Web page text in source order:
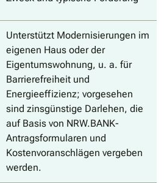
Unterstützt Modernisierungen im
eigenen Haus oder der
Eigentumswohnung, u. a. für
Barrierefreiheit und
Energieeffizienz; vorgesehen
sind zinsgünstige Darlehen, die
auf Basis von NRW.BANK-
Antragsformularen und
Kostenvoranschlägen vergeben
werden.